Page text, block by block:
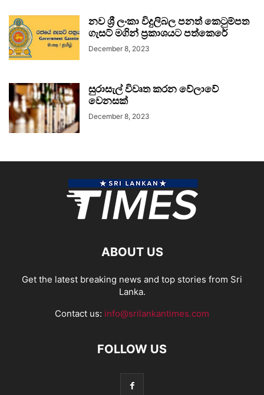
නව ශ්‍රී ලංකා විදුලිබල පනත් කෙටුම්පත
ගැසට් මගින් ප්‍රකාශයට පත්කෙරේ
December 8, 2023
සුරාසැල් විවෘත කරන වේලාවේ
වෙනසක්
December 8, 2023
ABOUT US
Get the latest breaking news and top stories from Sri
Lanka.
Contact us: info@srilankantimes.com
FOLLOW US